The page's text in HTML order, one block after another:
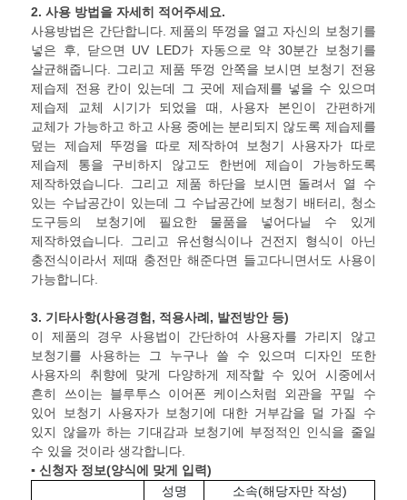
2.사용 방법을 자세히 적어주세요.
사용방법은 간단합니다. 제품의 뚜껑을 열고 자신의 보청기를
넣은 후, 닫으면 UV LED가 자동으로 약 30분간 보청기를
살균해줍니다. 그리고 제품 뚜껑 안쪽을 보시면 보청기 전용
제습제 전용 칸이 있는데 그 곳에 제습제를 넣을 수 있으며
제습제 교체 시기가 되었을 때, 사용자 본인이 간편하게
교체가 가능하고 하고 사용 중에는 분리되지 않도록 제습제를
덮는 제습제 뚜껑을 따로 제작하여 보청기 사용자가 따로
제습제 통을 구비하지 않고도 한번에 제습이 가능하도록
제작하였습니다. 그리고 제품 하단을 보시면 돌려서 열 수
있는 수납공간이 있는데 그 수납공간에 보청기 배터리, 청소
도구등의 보청기에 필요한 물품을 넣어다닐 수 있게
제작하였습니다. 그리고 유선형식이나 건전지 형식이 아닌
충전식이라서 제때 충전만 해준다면 들고다니면서도 사용이
가능합니다.
3. 기타사항(사용경험, 적용사례 , 발전방안 등)
이 제품의 경우 사용법이 간단하여 사용자를 가리지 않고
보청기를 사용하는 그 누구나 쓸 수 있으며 디자인 또한
사용자의 취향에 맞게 다양하게 제작할 수 있어 시중에서
흔히 쓰이는 블루투스 이어폰 케이스처럼 외관을 꾸밀 수
있어 보청기 사용자가 보청기에 대한 거부감을 덜 가질 수
있지 않을까 하는 기대감과 보청기에 부정적인 인식을 줄일
수 있을 것이라 생각합니다.
▪ 신청자 정보(양식에 맞게 입력)
성명
소속(해당자만 작성)